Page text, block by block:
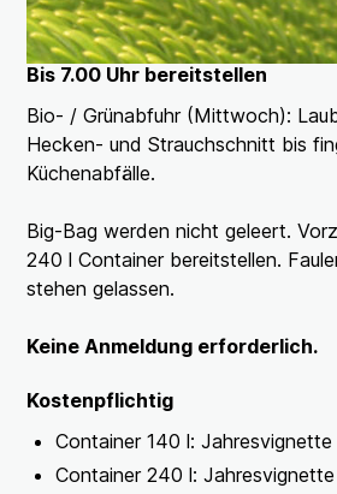
Bis 7.00 Uhr bereitstellen
Bio- / Grünabfuhr (Mittwoch):
Hecken- und Strauchschnitt bis
Küchenabfälle.
Big-Bag werden nicht geleert.
240 l Container bereitstellen.
stehen gelassen.
Keine Anmeldung erforderlich.
Kostenpflichtig
Container 140 l:
Container 240 l: